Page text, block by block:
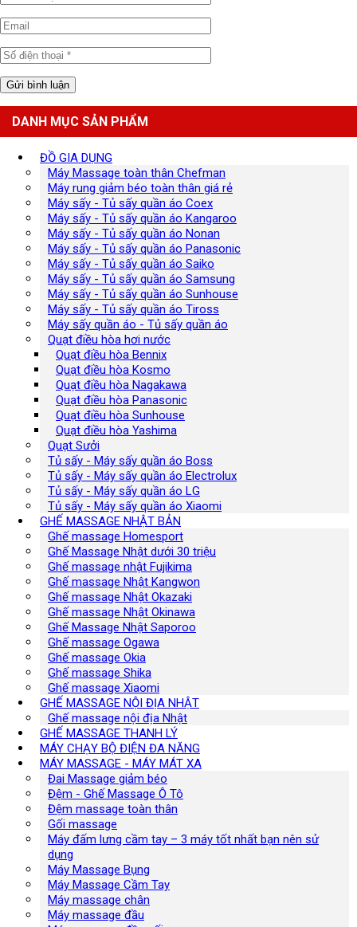
DANH MỤC SẢN PHẨM
ĐỒ GIA DỤNG
Máy Massage toàn thân Chefman
Máy rung giảm béo toàn thân giá rẻ
Máy sấy - Tủ sấy quần áo Coex
Máy sấy - Tủ sấy quần áo Kangaroo
Máy sấy - Tủ sấy quần áo Nonan
Máy sấy - Tủ sấy quần áo Panasonic
Máy sấy - Tủ sấy quần áo Saiko
Máy sấy - Tủ sấy quần áo Samsung
Máy sấy - Tủ sấy quần áo Sunhouse
Máy sấy - Tủ sấy quần áo Tiross
Máy sấy quần áo - Tủ sấy quần áo
Quạt điều hòa hơi nước
Quạt điều hòa Bennix
Quạt điều hòa Kosmo
Quạt điều hòa Nagakawa
Quạt điều hòa Panasonic
Quạt điều hòa Sunhouse
Quạt điều hòa Yashima
Quạt Sưởi
Tủ sấy - Máy sấy quần áo Boss
Tủ sấy - Máy sấy quần áo Electrolux
Tủ sấy - Máy sấy quần áo LG
Tủ sấy - Máy sấy quần áo Xiaomi
GHẾ MASSAGE NHẬT BẢN
Ghế massage Homesport
Ghế Massage Nhật dưới 30 triệu
Ghế massage nhật Fujikima
Ghế massage Nhật Kangwon
Ghế massage Nhật Okazaki
Ghế massage Nhật Okinawa
Ghế Massage Nhật Saporoo
Ghế massage Ogawa
Ghế massage Okia
Ghế massage Shika
Ghế massage Xiaomi
GHẾ MASSAGE NỘI ĐỊA NHẬT
Ghế massage nội địa Nhật
GHẾ MASSAGE THANH LÝ
MÁY CHẠY BỘ ĐIỆN ĐA NĂNG
MÁY MASSAGE - MÁY MÁT XA
Đai Massage giảm béo
Đệm - Ghế Massage Ô Tô
Đệm massage toàn thân
Gối massage
Máy đấm lưng cầm tay – 3 máy tốt nhất bạn nên sử
dụng
Máy Massage Bụng
Máy Massage Cầm Tay
Máy massage chân
Máy massage đầu